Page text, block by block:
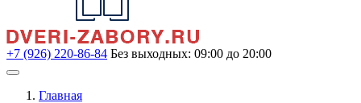
+7 (926) 220-86-84 Без выходных: 09:00 до 20:00
Главная